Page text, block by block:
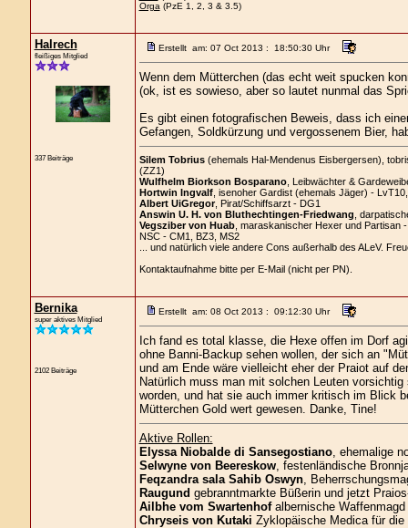
Orga (PzE 1, 2, 3 & 3.5)
Halrech
fleißiges Mitglied
337 Beiträge
Erstellt am: 07 Oct 2013 : 18:50:30 Uhr
Wenn dem Mütterchen (das echt weit spucken
(ok, ist es sowieso, aber so lautet nunmal das
Es gibt einen fotografischen Beweis, dass ich
Gefangen, Soldkürzung und vergossenem Bier,
Silem Tobrius(ehemals Hal-Mendenus Eisbergersen),
(ZZ1)
Wulfhelm Biorkson Bosparano, Leibwächter &
Hortwin Ingvalf, isenoher Gardist (ehemals Jäger) -
Albert UiGregor, Pirat/Schiffsarzt - DG1
Answin U. H. von Bluthechtingen-Friedwang ,
Vegsziber von Huab, maraskanischer Hexer und Partisan
NSC - CM1, BZ3, MS2
... und natürlich viele andere Cons außerhalb des ALeV.
Kontaktaufnahme bitte per E-Mail (nicht per PN).
Bernika
super aktives Mitglied
2102 Beiträge
Erstellt am: 08 Oct 2013 : 09:12:30 Uhr
Ich fand es total klasse, die Hexe offen im Dorf
ohne Banni-Backup sehen wollen, der sich an
und am Ende wäre vielleicht eher der Praiot auf
Natürlich muss man mit solchen Leuten
worden, und hat sie auch immer kritisch im Blick
Mütterchen Gold wert gewesen. Danke, Tine!
Aktive Rollen:
Elyssa Niobalde di Sansegostiano, ehemalige
Selwyne von Beereskow, festenländische
Feqzandra sala Sahib Oswyn,
Raugund gebranntmarkte Büßerin und jetzt
Ailbhe vom Swartenhofalbernische Waffenmagd
Chryseis von Kutaki Zyklopäische Medica für